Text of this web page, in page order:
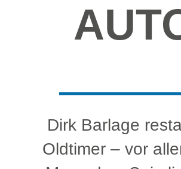
Dirk Barlage
Oldtimer – vor